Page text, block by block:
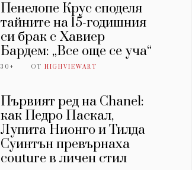
Пенелопе Крус споделя
тайните на 15-годишния
си брак с Хавиер
Бардем: „Все още се уча“
30+ ОТHIGHVIEWART
Първият ред на Chanel:
как Педро Паскал,
Лупита Нионго и Тилда
Суинтън превърнаха
couture в личен стил